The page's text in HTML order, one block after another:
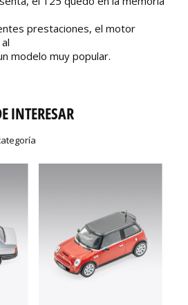
prestaciones, el motor
modelo muy popular.
INTERESAR